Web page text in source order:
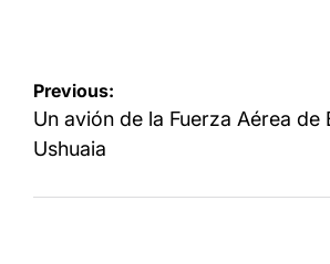
Navegación
de
entradas
Previous:
Un avión de la Fuerza Aérea de
Ushuaia